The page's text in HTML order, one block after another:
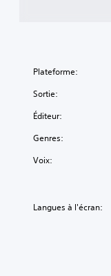
Plateforme:
Sortie:
Éditeur:
Genres:
Voix:
Langues à l'écran: